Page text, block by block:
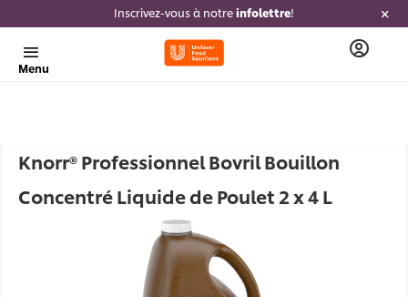
Inscrivez-vous à notreinfolettre!
Menu
Knorr® Professionnel Bovril Bouillon
Concentré Liquide de Poulet 2 x 4 L